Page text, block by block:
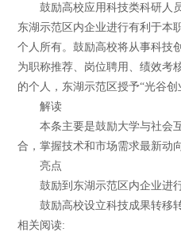
鼓励高校应用科技类科研人员
东湖示范区内企业进行有利于本
个人所有。鼓励高校将从事科技
为职称推荐、岗位聘用、绩效考
的个人，东湖示范区授予“光谷创
解读
本条主要是鼓励大学与社会
合，掌握技术和市场需求最新动
亮点
鼓励到东湖示范区内企业进
鼓励高校设立科技成果转移
相关阅读: